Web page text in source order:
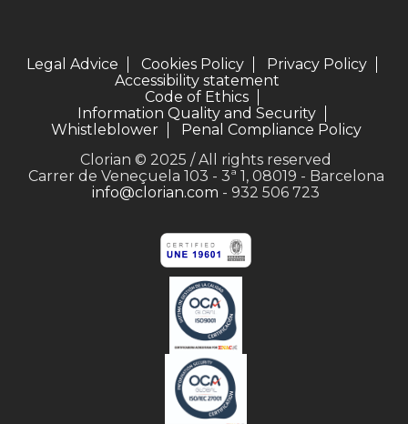
Legal Advice Cookies Policy
Privacy Policy
Accessibility statement
Code of Ethics
Information Quality and Security
Whistleblower
Penal Compliance Policy
Clorian © 2025 / All rights reserved
Carrer de Veneçuela 103 - 3ª 1, 08019 - Barcelona
info@clorian.com - 932 506 723